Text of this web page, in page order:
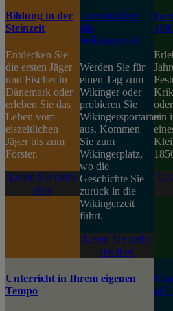
Bildung in der
Steinzeit
Entdecken Sie
die ersten Jäger
und Fischer in
Dänemark oder
erleben Sie das
Leben vom
eiszeitlichen
Jäger bis zum
Förster.
Lesen Sie mehr
über
Lernen über
die
Wikingerzeit
Werden Sie für
einen Tag zum
Wikinger oder
probieren Sie
Wikingersportarten
aus. Kommen
Sie zum
Wikingerplatz,
wo die
Geschichte Sie
zurück in die
Wikingerzeit
führt.
Lesen Sie mehr
darüber
ein
Unterricht in Ihrem eigenen
Tempo
of